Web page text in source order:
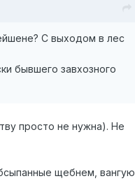
С выходом в лес
бывшего завхозного
просто не нужна). Не
щебнем, вангую,